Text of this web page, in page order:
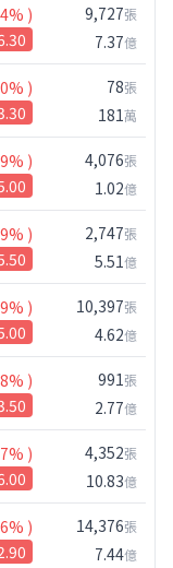
) 9,727張
7.37億
) 78張
181萬
) 4,076張
1.02億
) 2,747張
5.51億
) 10,397張
4.62億
) 991張
2.77億
) 4,352張
10.83億
) 14,376張
7.44億